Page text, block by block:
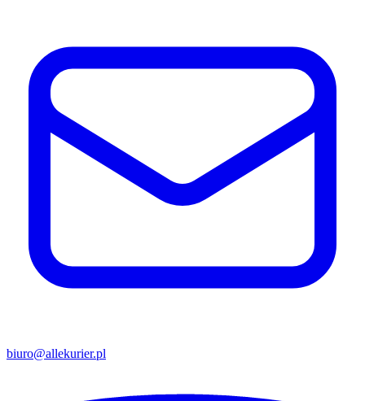
biuro@allekurier.pl